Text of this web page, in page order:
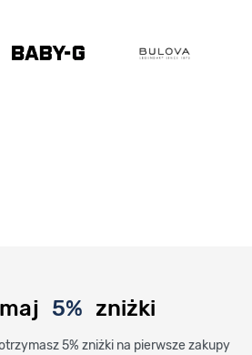
5% zniżki
5% zniżki na pierwsze zakupy